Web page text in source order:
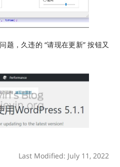
题，久违的 “请现在更新” 按钮又
Last Modified: July 11, 2022